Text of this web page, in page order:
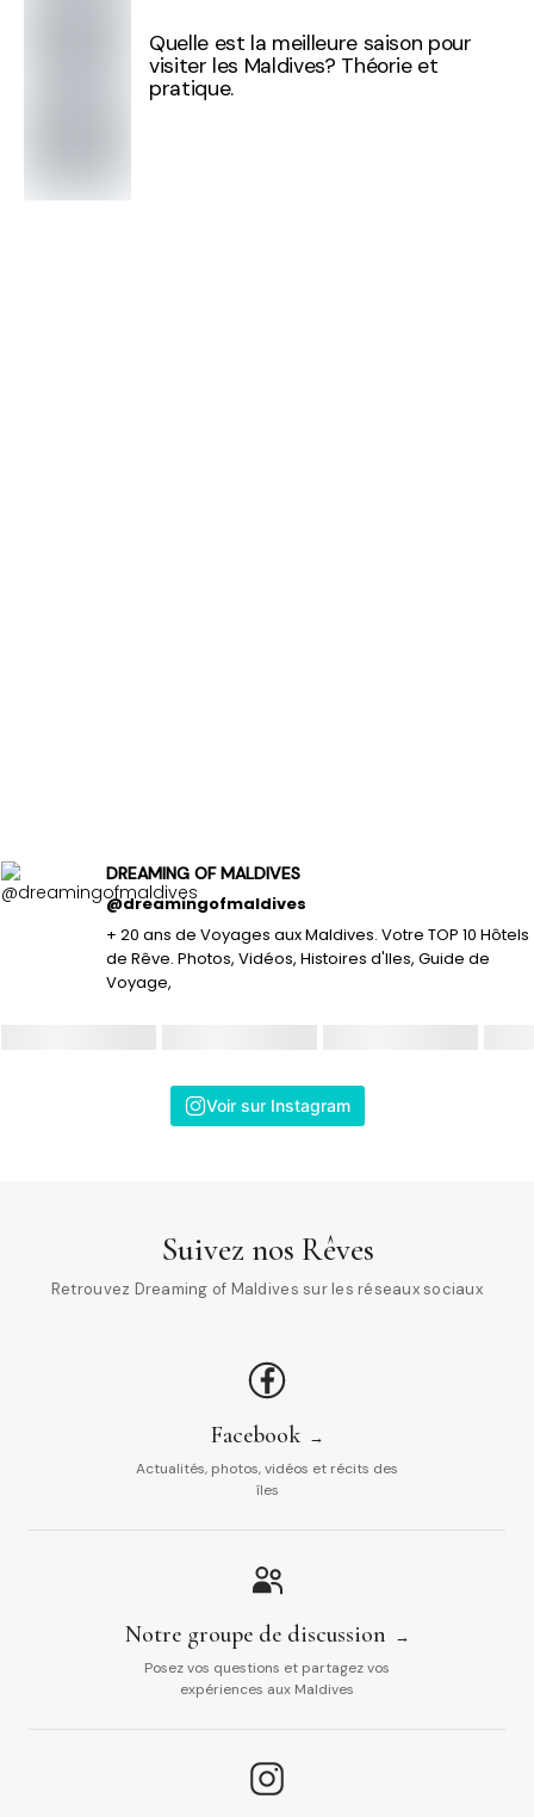
Quelle est la meilleure saison pour
visiter les Maldives? Théorie et
pratique.
DREAMING OF MALDIVES
@dreamingofmaldives
+ 20 ans de Voyages aux Maldives. Votre TOP 10 Hôtels
de Rêve. Photos, Vidéos, Histoires d'Iles, Guide de
Voyage,
Voir sur Instagram
Suivez nos Rêves
Retrouvez Dreaming of Maldives sur les réseaux sociaux
Facebook
Actualités, photos, vidéos et récits des
îles
Notre groupe de discussion
Posez vos questions et partagez vos
expériences aux Maldives